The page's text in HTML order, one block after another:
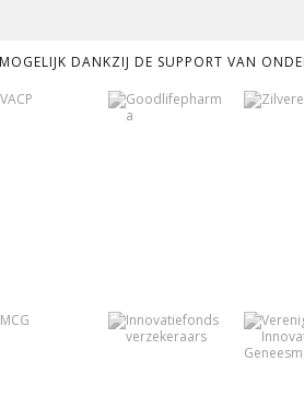
DANKZIJ DE SUPPORT VAN